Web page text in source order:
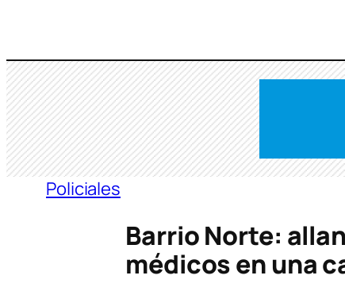
contenido
Policiales
Barrio Norte:
médicos en una